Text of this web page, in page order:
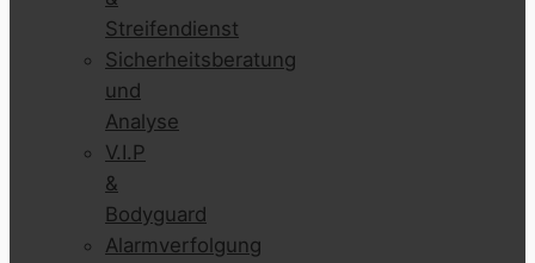
Streifendienst
Sicherheitsberatung
und
Analyse
V.I.P
&
Bodyguard
Alarmverfolgung